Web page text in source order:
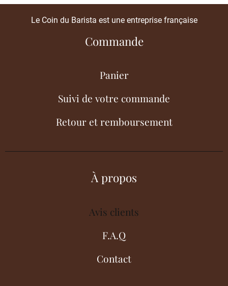
Le Coin du Barista est une entreprise française
Commande
Panier
Suivi de votre commande
Retour et remboursement
À propos
Avis clients
F.A.Q
Contact